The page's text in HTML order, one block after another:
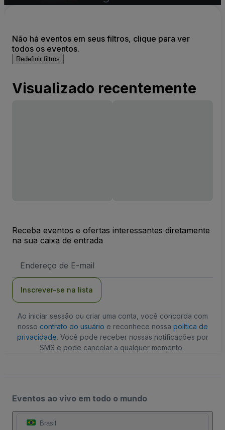
Não há eventos em seus filtros, clique para ver
todos os eventos.
Redefinir filtros
Visualizado recentemente
Receba eventos e ofertas interessantes diretamente
na sua caixa de entrada
de
Inscrever-se na lista
Ao iniciar sessão ou criar uma conta, você concorda com
nosso contrato do usuário e reconhece nossa política de
privacidade. Você pode receber nossas notificações por
SMS e pode cancelar a qualquer momento.
Eventos ao vivo em todo o mundo
Brasil